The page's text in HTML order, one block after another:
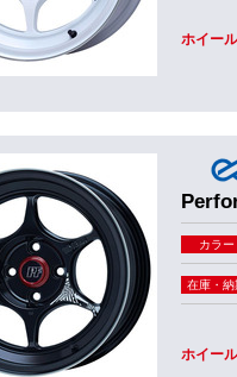
ホイー
カラー
在庫・納
ホイー